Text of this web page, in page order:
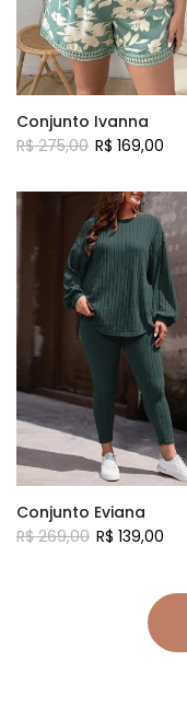
Conjunto Ivanna
R$ 275,00 R$ 169,00
Conjunto Eviana
R$ 269,00 R$ 139,00